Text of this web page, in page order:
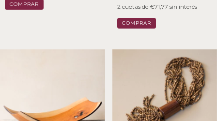
2 cuotas de €71,77 sin interés